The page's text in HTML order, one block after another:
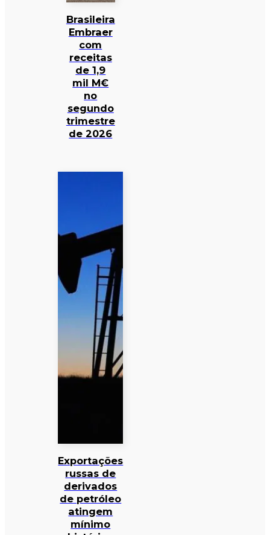
Brasileira
Embraer
com
receitas
de 1,9
mil M€
no
segundo
trimestre
de 2026
Exportações
russas de
derivados
de petróleo
atingem
mínimo